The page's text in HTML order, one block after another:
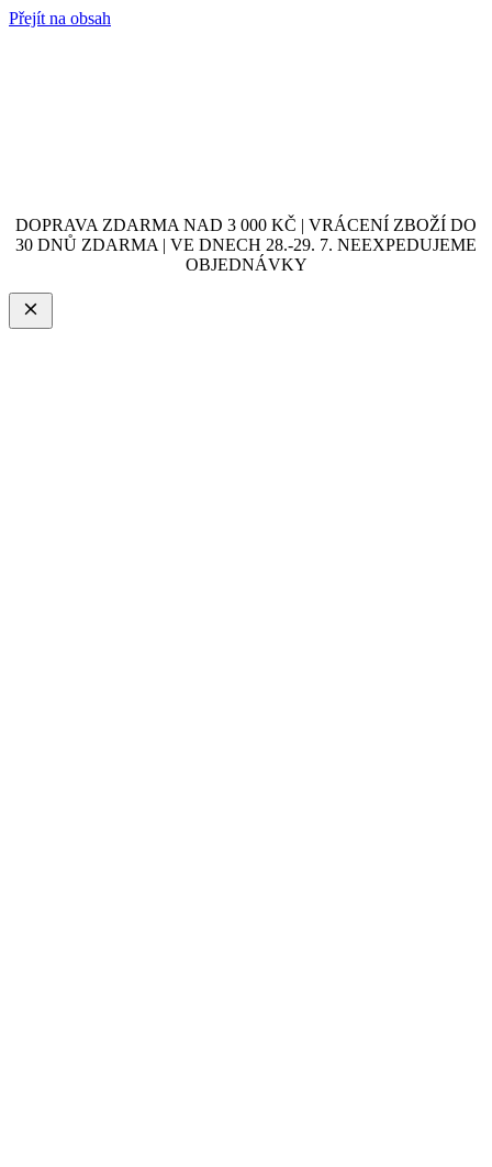
Přejít na obsah
DOPRAVA ZDARMA NAD 3 000 KČ | VRÁCENÍ ZBOŽÍ DO
30 DNŮ ZDARMA | VE DNECH 28.-29. 7. NEEXPEDUJEME
OBJEDNÁVKY